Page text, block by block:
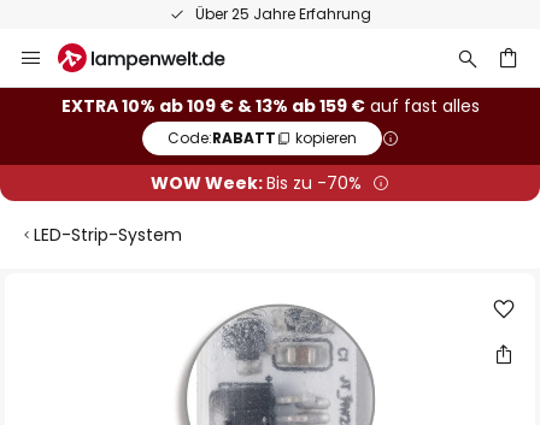
Über 25 Jahre Erfahrung
Inhalt
springen
EXTRA 10% ab 109 € & 13% ab 159 €auf fast alles
Code:RABATT kopieren
WOW Week:Bis zu -70%
LED-Strip-System